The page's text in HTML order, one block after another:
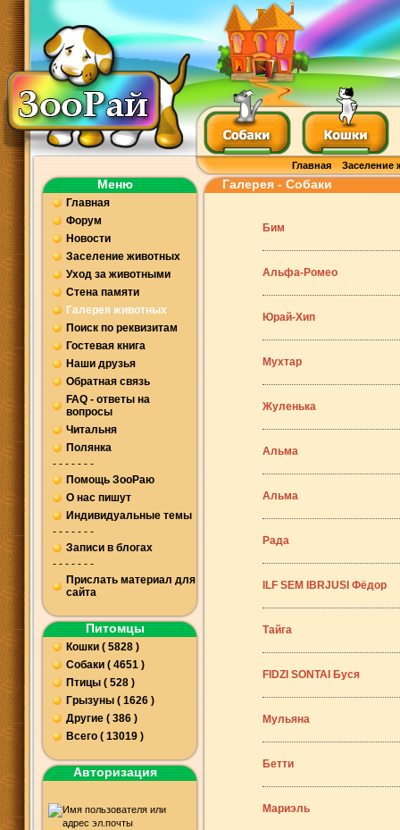
Главная Заселение
Меню
Главная
Форум
Новости
Заселение животных
Уход за животными
Стена памяти
Галерея животных
Поиск по реквизитам
Гостевая книга
Наши друзья
Обратная связь
FAQ - ответы на
вопросы
Читальня
Полянка
- - - - - - -
Помощь ЗооРаю
О нас пишут
Индивидуальные темы
- - - - - - -
Записи в блогах
- - - - - - -
Прислать материал для
сайта
Питомцы
Кошки ( 5828 )
Собаки ( 4651 )
Птицы ( 528 )
Грызуны ( 1626 )
Другие ( 386 )
Всего ( 13019 )
Авторизация
Галерея - Собаки
Бим
Альфа-Ромео
Юрай-Хип
Мухтар
Жуленька
Альма
Альма
Рада
ILF SEM IBRJUSI Фёдор
Тайга
FIDZI SONTAI Буся
Мульяна
Бетти
Мариэль